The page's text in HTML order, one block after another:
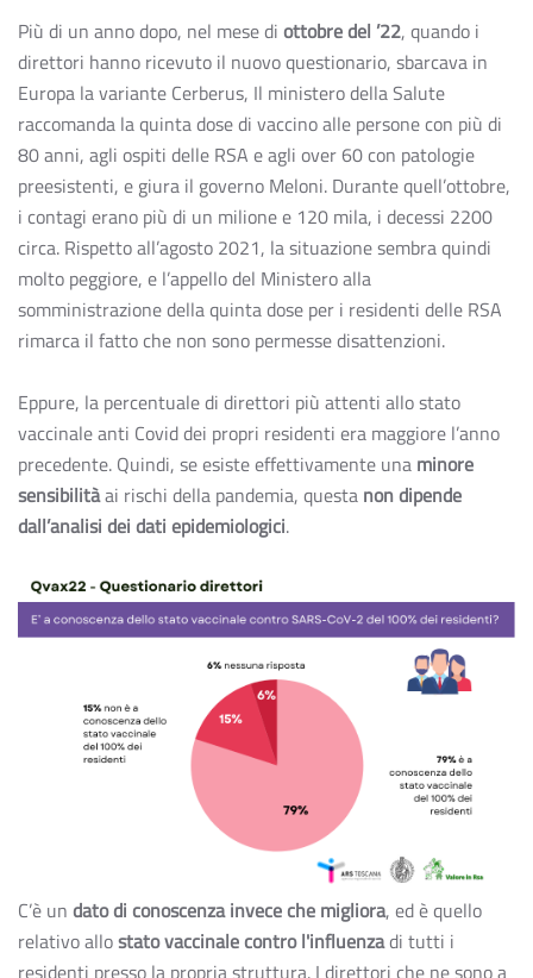
Più di un anno dopo, nel mese di ottobre del ’22, quando i
direttori hanno ricevuto il nuovo questionario, sbarcava in
Europa la variante Cerberus, Il ministero della Salute
raccomanda la quinta dose di vaccino alle persone con più di
80 anni, agli ospiti delle RSA e agli over 60 con patologie
preesistenti, e giura il governo Meloni. Durante quell’ottobre,
i contagi erano più di un milione e 120 mila, i decessi 2200
circa. Rispetto all’agosto 2021, la situazione sembra quindi
molto peggiore, e l’appello del Ministero alla
somministrazione della quinta dose per i residenti delle RSA
rimarca il fatto che non sono permesse disattenzioni.
Eppure, la percentuale di direttori più attenti allo stato
vaccinale anti Covid dei propri residenti era maggiore l’anno
precedente. Quindi, se esiste effettivamente una minore
sensibilitàai rischi della pandemia, questa non dipende
dall’analisi dei dati epidemiologici.
C’è un dato di conoscenza invece che migliora, ed è quello
relativo allostato vaccinale contro l'influenzadi tutti i